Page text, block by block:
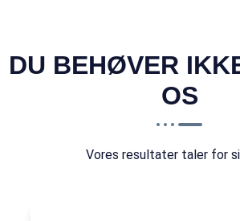
DU BEHØVER
OS
Vores resultater taler for